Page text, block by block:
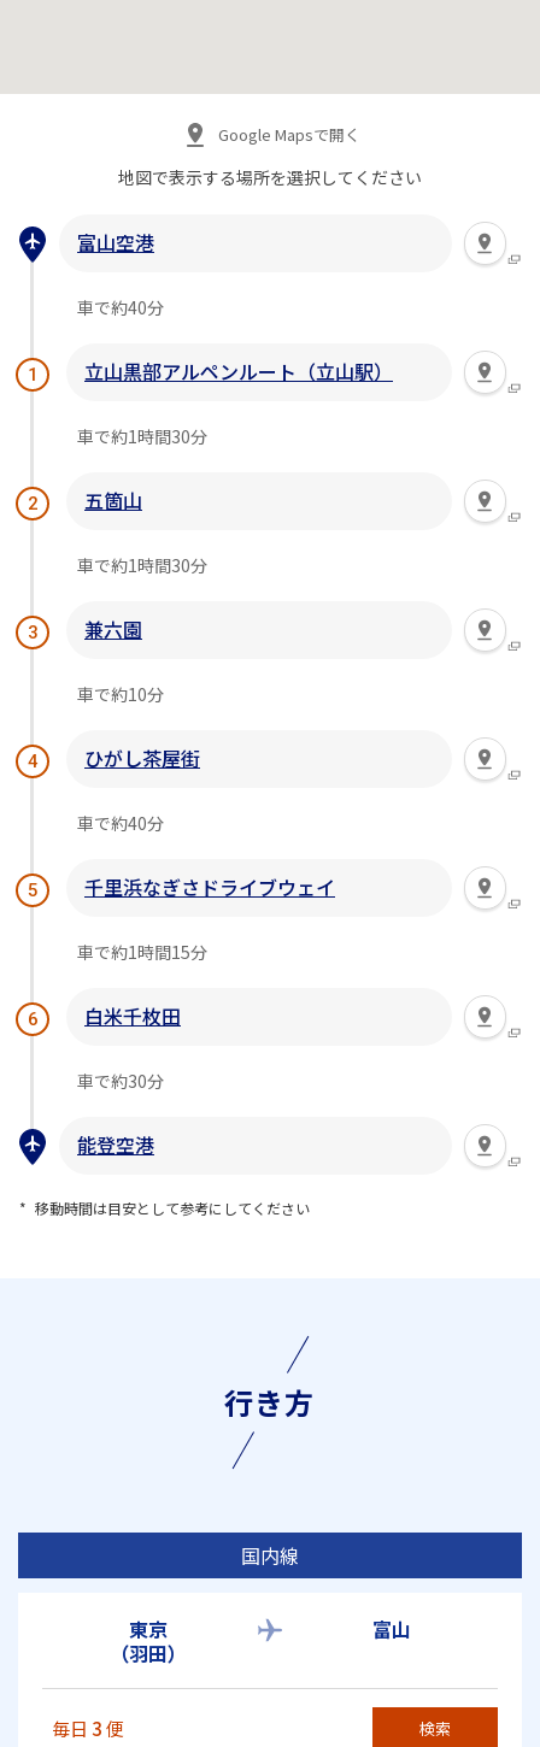
Google Mapsで開く
地図で表示する場所を選択してください
富山空港
車で約40分
1 立山黒部アルペンルート（立山駅）
車で約1時間30分
2 五箇山
車で約1時間30分
3 兼六園
車で約10分
4 ひがし茶屋街
車で約40分
5 千里浜なぎさドライブウェイ
車で約1時間15分
6 白米千枚田
車で約30分
能登空港
移動時間は目安として参考にしてください
行き方
国内線
東京
（羽田）
富山
毎日 3便 検索